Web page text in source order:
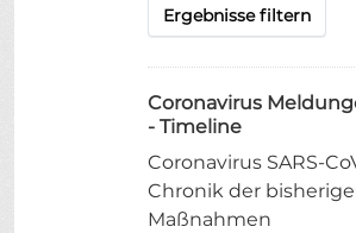
Ergebnisse filtern
Coronavirus
- Timeline
Coronavirus SARS-
Chronik der
Maßnahmen